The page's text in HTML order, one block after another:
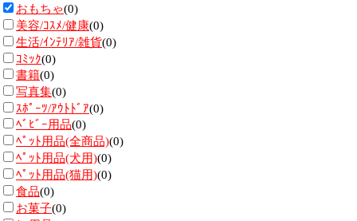
おもちゃ(0)
美容/ｺｽﾒ/健康(0)
生活/ｲﾝﾃﾘｱ/雑貨(0)
ｺﾐｯｸ(0)
書籍(0)
写真集(0)
ｽﾎﾟｰﾂ/ｱｳﾄﾄﾞｱ(0)
ﾍﾞﾋﾞｰ用品(0)
ﾍﾟｯﾄ用品(全商品)(0)
ﾍﾟｯﾄ用品(犬用)(0)
ﾍﾟｯﾄ用品(猫用)(0)
食品(0)
お菓子(0)